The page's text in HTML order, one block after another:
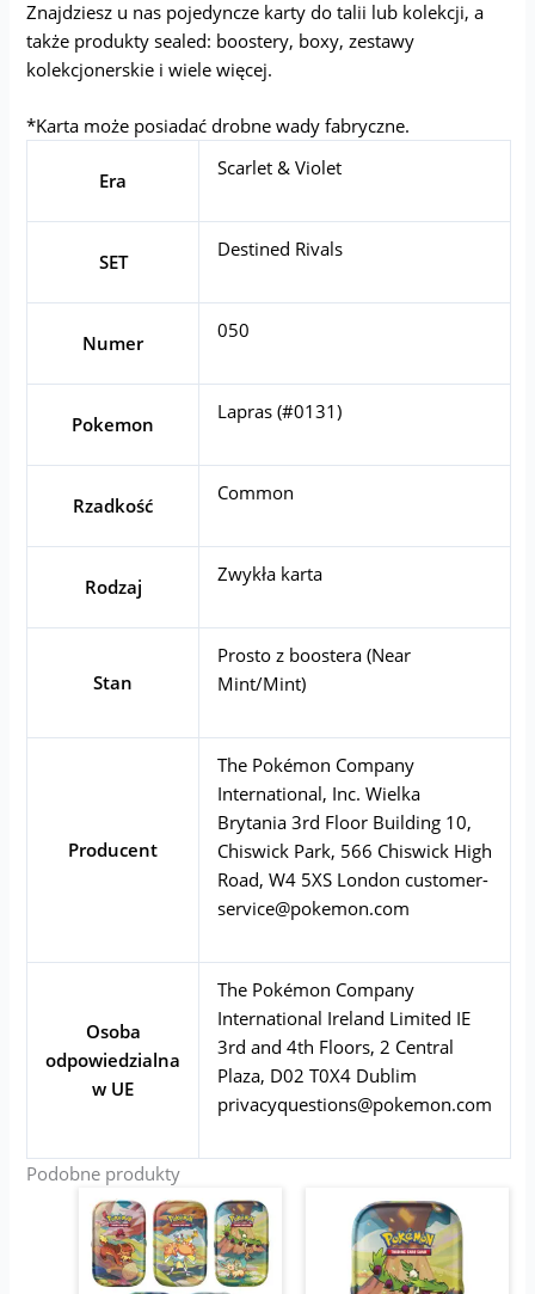
Znajdziesz u nas pojedyncze karty do talii lub kolekcji, a
także produkty sealed: boostery, boxy, zestawy
kolekcjonerskie i wiele więcej.
*Karta może posiadać drobne wady fabryczne.
Era
Scarlet & Violet
SET
Destined Rivals
Numer
050
Pokemon
Lapras (#0131)
Rzadkość
Common
Rodzaj
Zwykła karta
Stan
Prosto z boostera (Near
Mint/Mint)
Producent
The Pokémon Company
International, Inc. Wielka
Brytania 3rd Floor Building 10,
Chiswick Park, 566 Chiswick High
Road, W4 5XS London customer-
service@pokemon.com
Osoba
odpowiedzialna
w UE
The Pokémon Company
International Ireland Limited IE
3rd and 4th Floors, 2 Central
Plaza, D02 T0X4 Dublim
privacyquestions@pokemon.com
Podobne produkty